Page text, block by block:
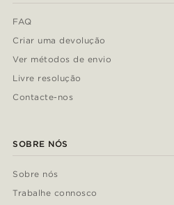
FAQ
Criar uma devolução
Ver métodos de envio
Livre resolução
Contacte-nos
SOBRE NÓS
Sobre nós
Trabalhe connosco